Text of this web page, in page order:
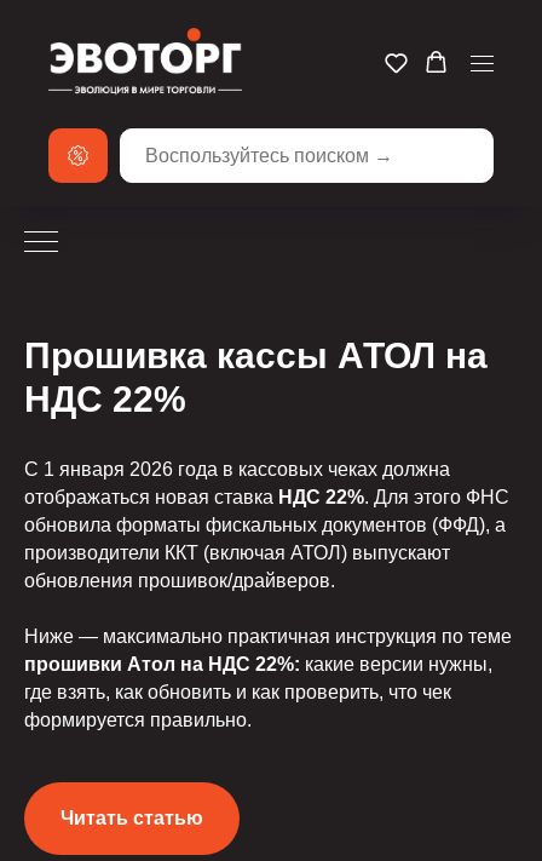
Прошивка кассы АТОЛ на
НДС 22%
С 1 января 2026 года в кассовых чеках должна
отображаться новая ставка НДС 22%. Для этого ФНС
обновила форматы фискальных документов (ФФД), а
производители ККТ (включая АТОЛ) выпускают
обновления прошивок/драйверов.
Ниже — максимально практичная инструкция по теме
прошивки Атол на НДС 22%: какие версии нужны,
где взять, как обновить и как проверить, что чек
формируется правильно.
Читать статью